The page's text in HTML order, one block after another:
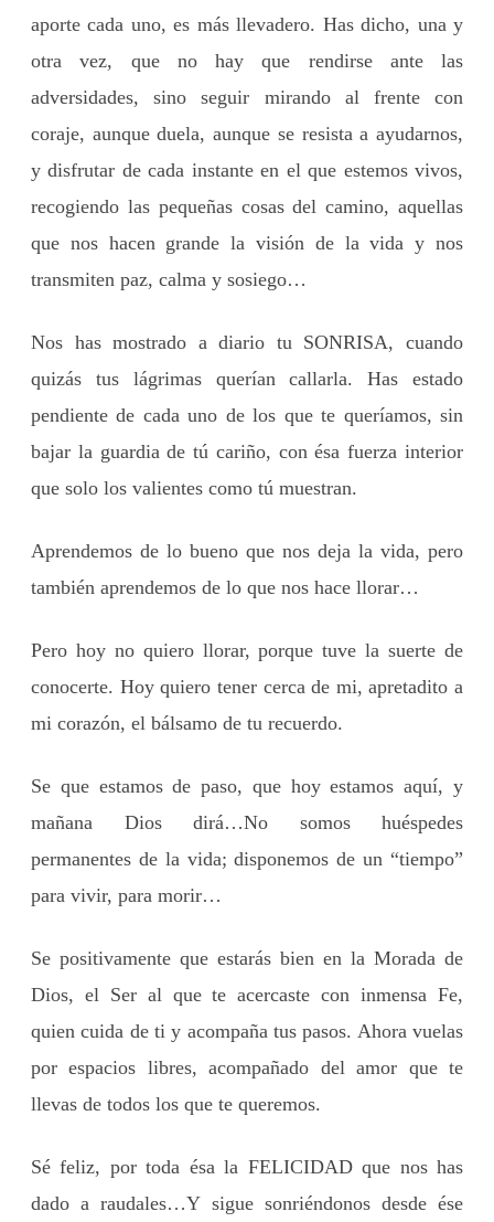
aporte cada uno, es más llevadero. Has dicho, una y
otra vez, que no hay que rendirse ante las
adversidades, sino seguir mirando al frente con
coraje, aunque duela, aunque se resista a ayudarnos,
y disfrutar de cada instante en el que estemos vivos,
recogiendo las pequeñas cosas del camino, aquellas
que nos hacen grande la visión de la vida y nos
transmiten paz, calma y sosiego…
Nos has mostrado a diario tu SONRISA, cuando
quizás tus lágrimas querían callarla. Has estado
pendiente de cada uno de los que te queríamos, sin
bajar la guardia de tú cariño, con ésa fuerza interior
que solo los valientes como tú muestran.
Aprendemos de lo bueno que nos deja la vida, pero
también aprendemos de lo que nos hace llorar…
Pero hoy no quiero llorar, porque tuve la suerte de
conocerte. Hoy quiero tener cerca de mi, apretadito a
mi corazón, el bálsamo de tu recuerdo.
Se que estamos de paso, que hoy estamos aquí, y
mañana Dios dirá…No somos huéspedes
permanentes de la vida; disponemos de un “tiempo”
para vivir, para morir…
Se positivamente que estarás bien en la Morada de
Dios, el Ser al que te acercaste con inmensa Fe,
quien cuida de ti y acompaña tus pasos. Ahora vuelas
por espacios libres, acompañado del amor que te
llevas de todos los que te queremos.
Sé feliz, por toda ésa la FELICIDAD que nos has
dado a raudales…Y sigue sonriéndonos desde ése